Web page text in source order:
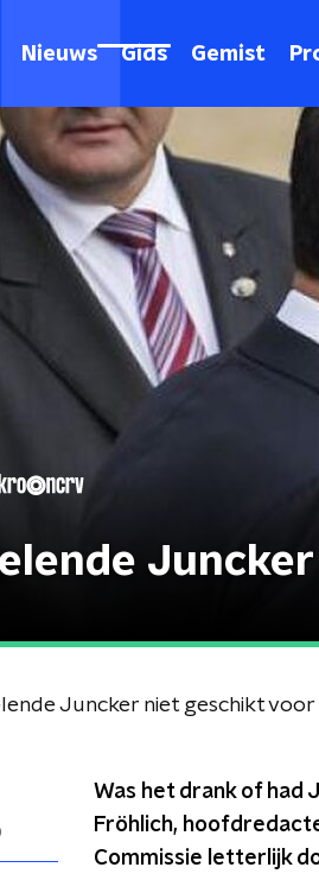
Nieuws Gids Gemist
Juncker niet geschikt voor
Was het drank of had
Fröhlich,
Commissie letterlijk